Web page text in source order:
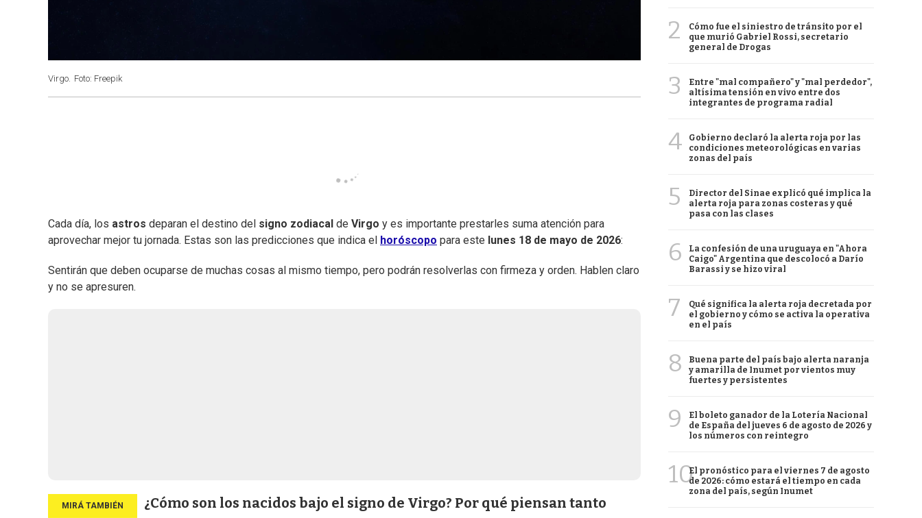
Virgo. Foto: Freepik
Cada día, los astros deparan el destino del signo zodiacal de Virgo y es importante prestarles suma atención para
aprovechar mejor tu jornada. Estas son las predicciones que indica el
horóscopo para este lunes 18 de mayo de 2026:
Sentirán que deben ocuparse de muchas cosas al mismo tiempo, pero podrán resolverlas con firmeza y orden. Hablen claro
y no se apresuren.
¿Cómo son los nacidos bajo el signo de Virgo? Por qué piensan tanto
2
Cómo fue el siniestro de tránsito por el
que murió Gabriel Rossi, secretario
general de Drogas
3
Entre "mal compañero" y "mal perdedor",
altísima tensión en vivo entre dos
integrantes de programa radial
4
Gobierno declaró la alerta roja por las
condiciones meteorológicas en varias
zonas del país
5
Director del Sinae explicó qué implica la
alerta roja para zonas costeras y qué
pasa con las clases
6
La confesión de una uruguaya en "Ahora
Caigo" Argentina que descolocó a Darío
Barassi y se hizo viral
7
Qué significa la alerta roja decretada por
el gobierno y cómo se activa la operativa
en el país
8
Buena parte del país bajo alerta naranja
y amarilla de Inumet por vientos muy
fuertes y persistentes
9
El boleto ganador de la Lotería Nacional
de España del jueves 6 de agosto de 2026 y
los números con reintegro
10El pronóstico para el viernes 7 de agosto
de 2026: cómo estará el tiempo en cada
zona del país, según Inumet